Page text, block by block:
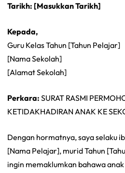
Tarikh: [Masukkan Tarikh]
Kepada,
Guru Kelas Tahun [Tahun Pelajar]
[Nama Sekolah]
[Alamat Sekolah]
Perkara: SURAT RASMI
KETIDAKHADIRAN ANAK KE
Dengan hormatnya, saya selaku
[Nama Pelajar], murid Tahun
ingin memaklumkan bahawa